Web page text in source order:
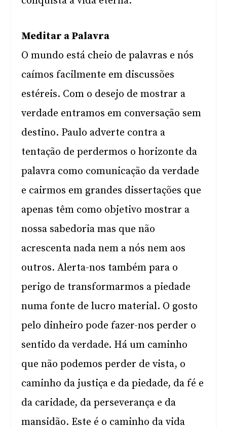
Meditar a Palavra
O mundo está cheio de palavras e nós
caímos facilmente em discussões
estéreis. Com o desejo de mostrar a
verdade entramos em conversação sem
destino. Paulo adverte contra a
tentação de perdermos o horizonte da
palavra como comunicação da verdade
e cairmos em grandes dissertações que
apenas têm como objetivo mostrar a
nossa sabedoria mas que não
acrescenta nada nem a nós nem aos
outros. Alerta-nos também para o
perigo de transformarmos a piedade
numa fonte de lucro material. O gosto
pelo dinheiro pode fazer-nos perder o
sentido da verdade. Há um caminho
que não podemos perder de vista, o
caminho da justiça e da piedade, da fé e
da caridade, da perseverança e da
mansidão. Este é o caminho da vida